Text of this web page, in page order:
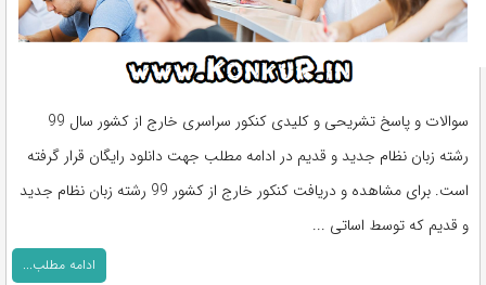
سوالات و پاسخ تشریحی و کلیدی کنکور سراسری خارج از کشور سال 99
رشته زبان نظام جدید و قدیم در ادامه مطلب جهت دانلود رایگان قرار گرفته
است. برای مشاهده و دریافت کنکور خارج از کشور 99 رشته زبان نظام جدید
و قدیم که توسط اساتی ...
ادامه مطلب...